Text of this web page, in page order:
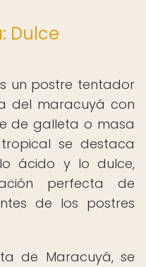
Dulce
un postre tentador
del maracuyá con
de galleta o masa
se destaca
ácido y lo dulce,
perfecta de
de los postres
de Maracuyá, se